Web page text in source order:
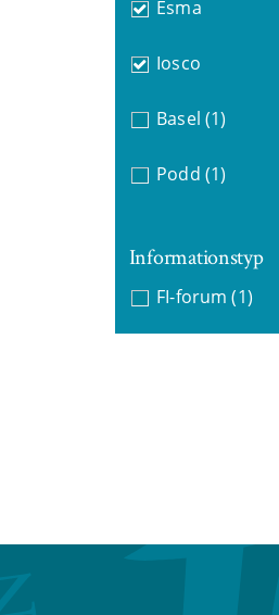
Esma
Iosco
Basel (1)
Podd (1)
Informationstyp
FI-forum (1)